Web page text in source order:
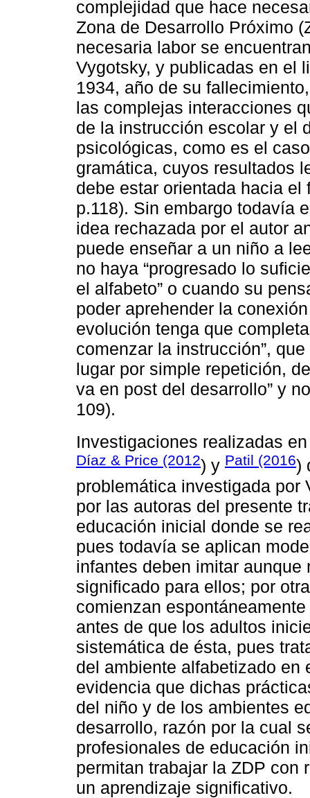
complejidad que hace
Zona de Desarrollo Próximo
necesaria labor se
Vygotsky, y publicadas en el
1934, año de su
las complejas interacciones
de la instrucción escolar y el
psicológicas, como es el
gramática, cuyos resultados
debe estar orientada hacia el
p.118). Sin embargo todavía
idea rechazada por el autor
puede enseñar a un niño a
no haya “progresado lo
el alfabeto” o cuando su
poder aprehender la
evolución tenga que
comenzar la instrucción”,
lugar por simple repetición,
va en post del desarrollo” y
109).
Investigaciones realizadas
Díaz & Price (2012) y Patil (2016)
problemática investigada por
por las autoras del presente
educación inicial donde se
pues todavía se aplican
infantes deben imitar
significado para ellos; por
comienzan
antes de que los adultos
sistemática de ésta, pues
del ambiente alfabetizado en
evidencia que dichas
del niño y de los ambientes
desarrollo, razón por la cual
profesionales de educación
permitan trabajar la ZDP con
un aprendizaje significativo.